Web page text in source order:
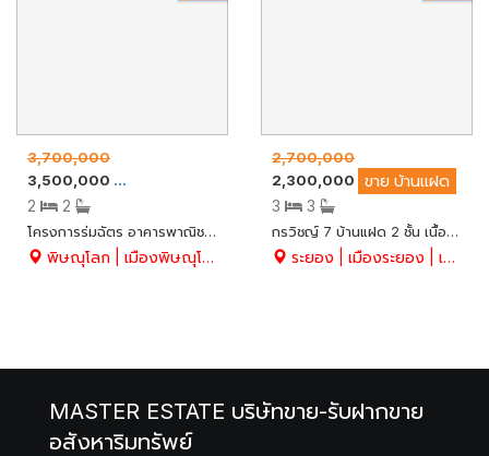
3,700,000
3,500,000ขาย
2
2
โครงการร่มฉัตร อาคารพาณิชย์ 3.5 ชั้น สวย ทำเลดีมาก เหมาะแก่การลงทุน มีที่จอดรถ แอร์ 2 เครื่อง อ.เมือง จ.พิษณุโลก
พิษณุโลก | เมืองพิษณุโลก | สมอแข
2,700,000
2,300,000
ขาย บ้านแฝด
3
3
กรวิชญ์ 7 บ้านแฝด 2 ชั้น เนื้อที่ 46.4 ตร.ว. มี 3 ห้องนอน 3 ห้องน้ำ อ.เมือง จ.ระยอง
ระยอง | เมืองระยอง | เนินพระ
MASTER ESTATE บริษัทขาย-รับฝากขาย
อสังหาริมทรัพย์